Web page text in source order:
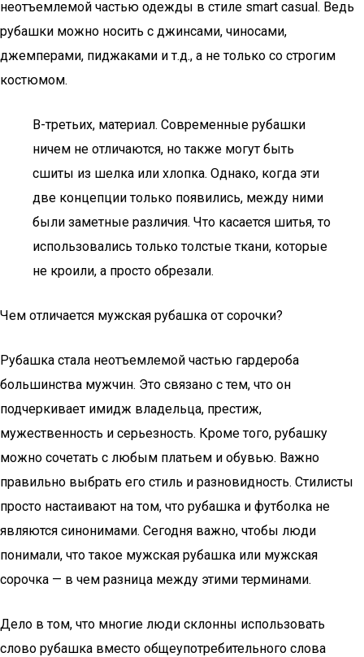
неотъемлемой частью одежды в стиле smart casual. Ведь
рубашки можно носить с джинсами, чиносами,
джемперами, пиджаками и т.д., а не только со строгим
костюмом.
В-третьих, материал. Современные рубашки
ничем не отличаются, но также могут быть
сшиты из шелка или хлопка. Однако, когда эти
две концепции только появились, между ними
были заметные различия. Что касается шитья, то
использовались только толстые ткани, которые
не кроили, а просто обрезали.
Чем отличается мужская рубашка от сорочки?
Рубашка стала неотъемлемой частью гардероба
большинства мужчин. Это связано с тем, что он
подчеркивает имидж владельца, престиж,
мужественность и серьезность. Кроме того, рубашку
можно сочетать с любым платьем и обувью. Важно
правильно выбрать его стиль и разновидность. Стилисты
просто настаивают на том, что рубашка и футболка не
являются синонимами. Сегодня важно, чтобы люди
понимали, что такое мужская рубашка или мужская
сорочка — в чем разница между этими терминами.
Дело в том, что многие люди склонны использовать
слово рубашка вместо общеупотребительного слова